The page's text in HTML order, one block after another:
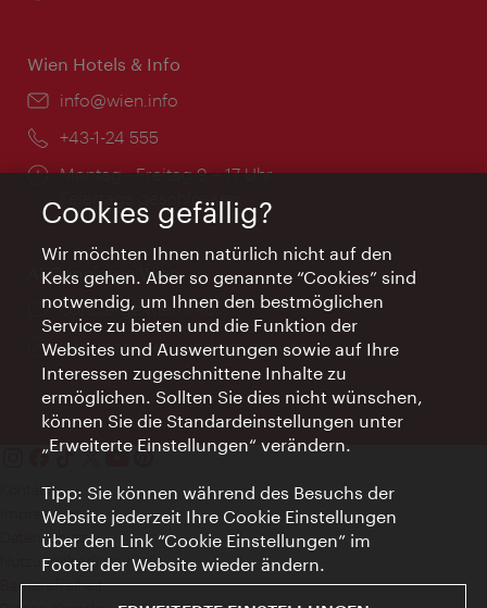
Wien Hotels & Info
Email:
info@wien.info
Telefon:
+43-1-24 555
Öffnungszeiten:
Montag - Freitag 9 – 17 Uhr
Feiertags geschlossen
AI Concierge Wien
Ort:
concierge.wien.info
Öffnungszeiten:
Informationen rund um die Uhr
Kontakt
Impressum
Datenschutz
Nutzungsbedingungen
Barrierefreiheit
Cookies gefällig?
Wir möchten Ihnen natürlich nicht auf den
Keks gehen. Aber so genannte “Cookies” sind
notwendig, um Ihnen den bestmöglichen
Service zu bieten und die Funktion der
Websites und Auswertungen sowie auf Ihre
Interessen zugeschnittene Inhalte zu
ermöglichen. Sollten Sie dies nicht wünschen,
können Sie die Standardeinstellungen unter
„Erweiterte Einstellungen“ verändern.
Tipp: Sie können während des Besuchs der
Website jederzeit Ihre Cookie Einstellungen
über den Link “Cookie Einstellungen” im
Footer der Website wieder ändern.